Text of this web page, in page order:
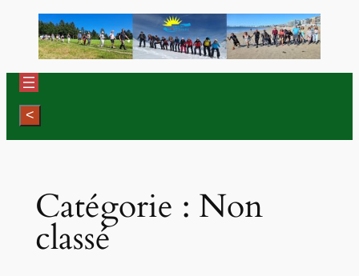
contenu
Catégorie : Non
classé